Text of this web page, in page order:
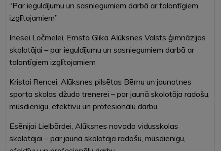
“Par ieguldījumu un sasniegumiem darbā ar talantīgiem
izglītojamiem”
Inesei Ločmelei, Ernsta Glika Alūksnes Valsts ģimnāzijas
skolotājai – par ieguldījumu un sasniegumiem darbā ar
talantīgiem izglītojamiem
Kristai Rencei, Alūksnes pilsētas Bērnu un jaunatnes
sporta skolas džudo trenerei – par jaunā skolotāja radošu,
mūsdienīgu, efektīvu un profesionālu darbu
Esēnijai Lielbārdei, Alūksnes novada vidusskolas
skolotājai – par jaunā skolotāja radošu, mūsdienīgu,